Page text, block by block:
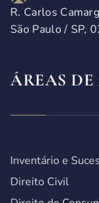
R. Carlos
São Paulo / SP,
ÁREAS
Inventário e
Direito Civil